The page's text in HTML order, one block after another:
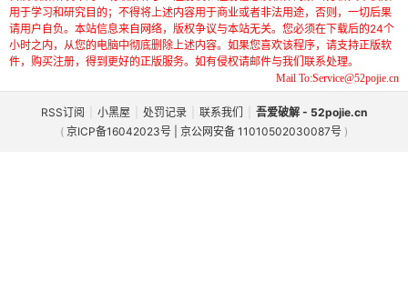
用于学习和研究目的；不得将上述内容用于商业或者非法用途，否则，一切后果
请用户自负。本站信息来自网络，版权争议与本站无关。您必须在下载后的24个
小时之内，从您的电脑中彻底删除上述内容。如果您喜欢该程序，请支持正版软
件，购买注册，得到更好的正版服务。如有侵权请邮件与我们联系处理。
Mail To:Service@52pojie.cn
RSS订阅 小黑屋 处罚记录 联系我们
吾爱破解 - 52pojie.cn
( 京ICP备16042023号 | 京公网安备 11010502030087号 )